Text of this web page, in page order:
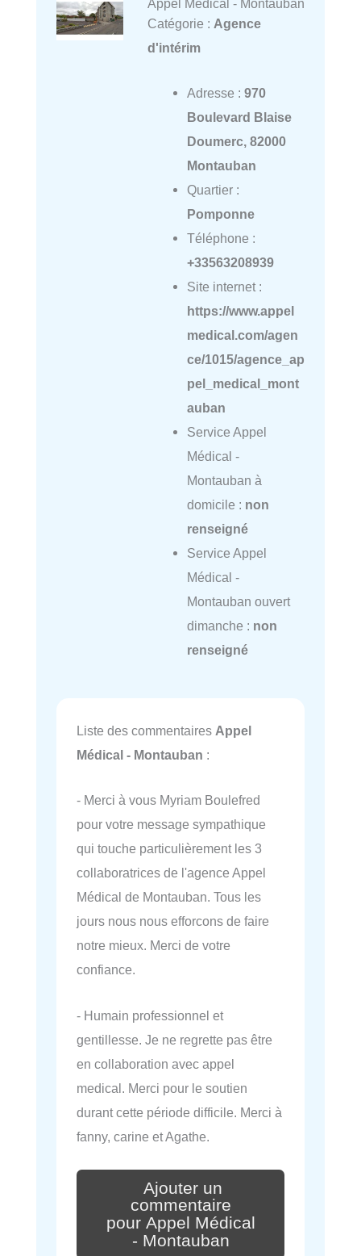
Appel Médical - Montauban
Catégorie : Agence
d'intérim
Adresse : 970
Boulevard Blaise
Doumerc, 82000
Montauban
Quartier :
Pomponne
Téléphone :
+33563208939
Site internet :
https://www.appel
medical.com/agen
ce/1015/agence_ap
pel_medical_mont
auban
Service Appel
Médical -
Montauban à
domicile : non
renseigné
Service Appel
Médical -
Montauban ouvert
dimanche : non
renseigné
Liste des commentaires Appel
Médical - Montauban :
- Merci à vous Myriam Boulefred
pour votre message sympathique
qui touche particulièrement les 3
collaboratrices de l'agence Appel
Médical de Montauban. Tous les
jours nous nous efforcons de faire
notre mieux. Merci de votre
confiance.
- Humain professionnel et
gentillesse. Je ne regrette pas être
en collaboration avec appel
medical. Merci pour le soutien
durant cette période difficile. Merci à
fanny, carine et Agathe.
Ajouter un
commentaire
pour Appel Médical
- Montauban